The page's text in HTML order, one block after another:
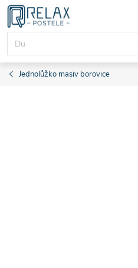
Přejít
obsah
Jednolůžko masiv borovice